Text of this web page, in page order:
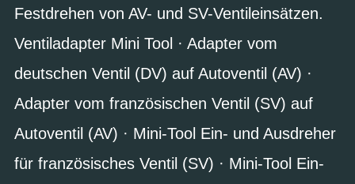
Festdrehen von AV- und SV-Ventileinsätzen.
Ventiladapter Mini Tool · Adapter vom
deutschen Ventil (DV) auf Autoventil (AV) ·
Adapter vom französischen Ventil (SV) auf
Autoventil (AV) · Mini-Tool Ein- und Ausdreher
für französisches Ventil (SV) · Mini-Tool Ein-